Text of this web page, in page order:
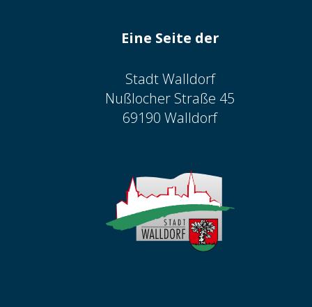
Eine Seite der
Stadt Walldorf
Nußlocher Straße 45
69190 Walldorf